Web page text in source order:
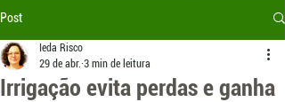
Post
Irrigação evita perdas e ganha
Ieda Risco
29 de abr. 3 min de leitura